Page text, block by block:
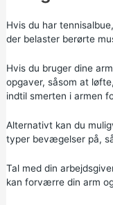
Hvis du har
der belaster berørte
Hvis du bruger dine
opgaver, såsom at
indtil smerten i armen
Alternativt kan du
typer bevægelser på,
Tal med din
kan forværre din arm